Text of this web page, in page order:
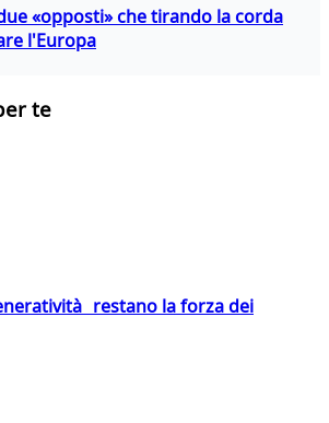
«opposti» che tirando la corda
l'Europa
te
restano la forza dei